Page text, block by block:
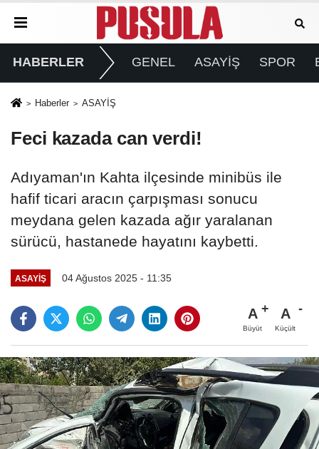
HABERLER GENEL ASAYİŞ SPOR
Haberler ASAYİŞ
Feci kazada can verdi!
Adıyaman'ın Kahta ilçesinde minibüs ile
hafif ticari aracın çarpışması sonucu
meydana gelen kazada ağır yaralanan
sürücü, hastanede hayatını kaybetti.
ASAYİŞ 04 Ağustos 2025 - 11:35
A
Büyüt
A
Küçült